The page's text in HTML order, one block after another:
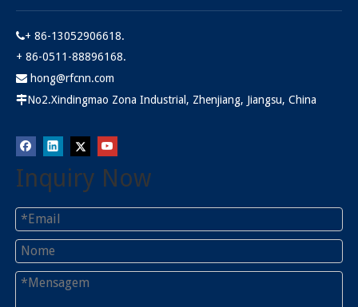
+ 86-13052906618.
+ 86-0511-88896168.
 hong@rfcnn.com
No2.Xindingmao Zona Industrial, Zhenjiang, Jiangsu, China
Inquiry Now